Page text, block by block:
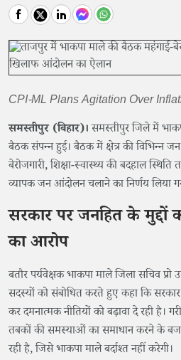
CPI-ML Plans Agitation Over
समस्तीपुर (बिहार)।समस्तीपुर जिले में
बैठक संपन्न हुई। बैठक में क्षेत्र की विभिन्न
बेरोजगारी, शिक्षा-स्वास्थ्य की बदहाल
व्यापक जन आंदोलन चलाने का निर्णय लिया
सरकार पर जनहित के
का आरोप
बतौर पर्यवेक्षक भाकपा माले जिला सचिव
सदस्यों को संबोधित करते हुए कहा कि
कर दमनात्मक नीतियों को बढ़ावा दे रही है।
तबकों की समस्याओं का समाधान करने के
रही है, जिसे भाकपा माले बर्दाश्त नहीं करेगी।